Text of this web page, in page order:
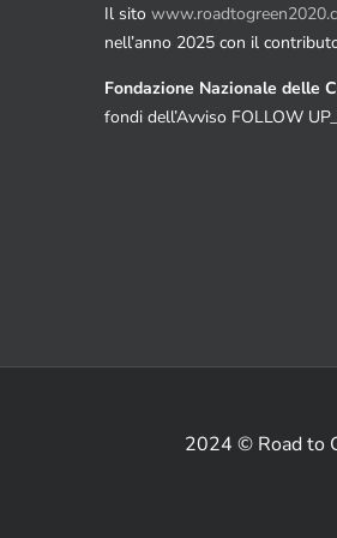
Il sito
nell’anno 2025 con il
Fondazione Nazionale delle
fondi dell’Avviso FOLLOW
2024 © Road to